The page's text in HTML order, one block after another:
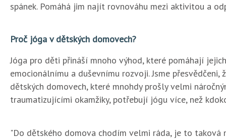
spánek. Pomáhá jim najít rovnováhu mezi aktivitou a
Proč jóga v dětských domovech?
Jóga pro děti přináší mnoho výhod, které pomáhají
emocionálnímu a duševnímu rozvoji. Jsme přesvědčeni,
dětských domovech, které mnohdy prošly velmi
traumatizujícími okamžiky, potřebují jógu více, než
"Do dětského domova chodím velmi ráda, je to taková